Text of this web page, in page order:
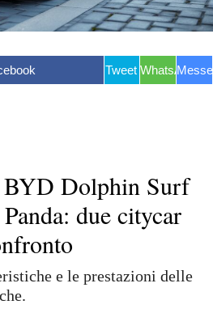
Tweet WhatsApp
Dolphin Surf
due citycar
e le prestazioni delle